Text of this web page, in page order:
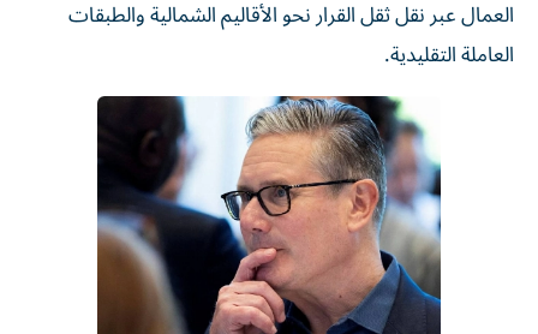
العمال عبر نقل ثقل القرار نحو الأقاليم الشمالية والطبقات
العاملة التقليدية.